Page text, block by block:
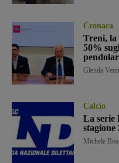
Cronaca
Treni, la
50%
Glenda
Calcio
La serie
stagione
Michele